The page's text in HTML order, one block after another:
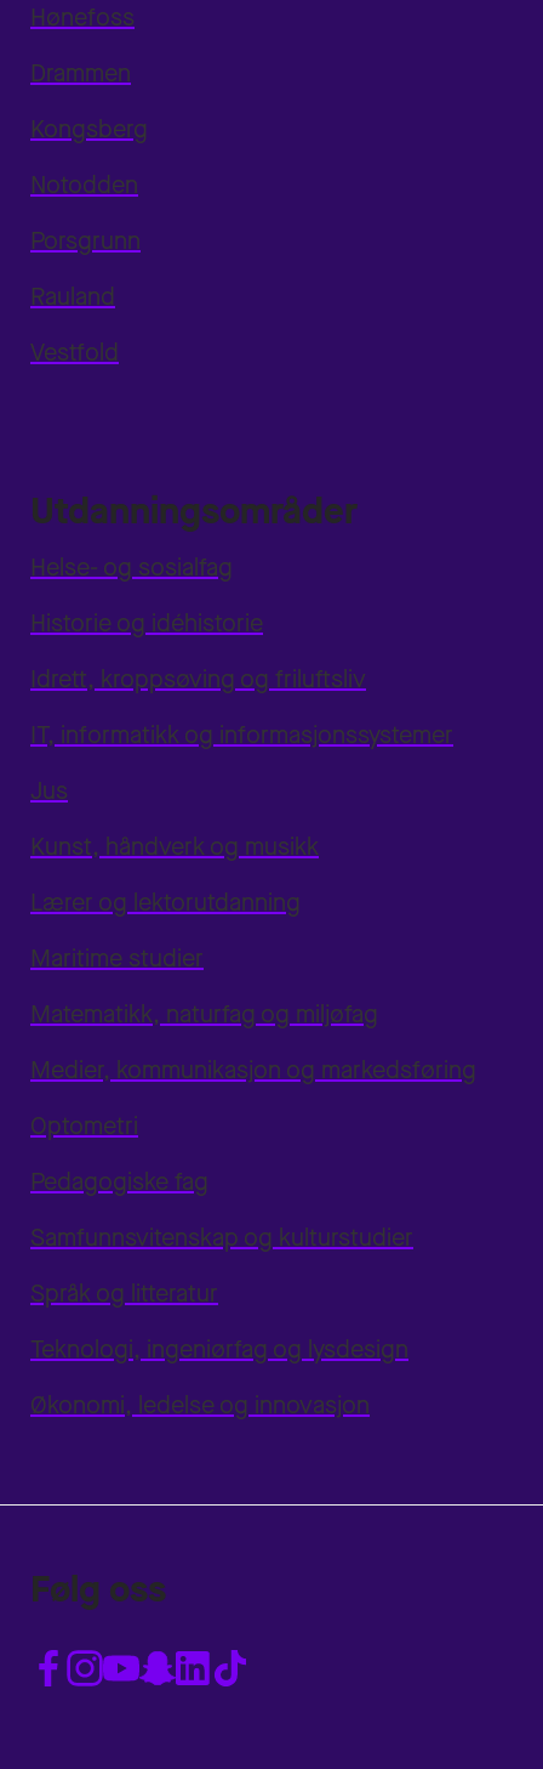
Hønefoss
Drammen
Kongsberg
Notodden
Porsgrunn
Rauland
Vestfold
Utdanningsområder
Helse- og sosialfag
Historie og idéhistorie
Idrett, kroppsøving og friluftsliv
IT, informatikk og informasjonssystemer
Jus
Kunst, håndverk og musikk
Lærer og lektorutdanning
Maritime studier
Matematikk, naturfag og miljøfag
Medier, kommunikasjon og markedsføring
Optometri
Pedagogiske fag
Samfunnsvitenskap og kulturstudier
Språk og litteratur
Teknologi, ingeniørfag og lysdesign
Økonomi, ledelse og innovasjon
Følg oss